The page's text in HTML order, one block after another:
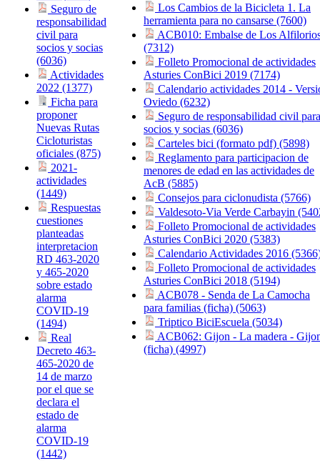
Seguro de
responsabilidad
civil para
socios y socias
(6036)
Actividades
2022 (1377)
Ficha para
proponer
Nuevas Rutas
Cicloturistas
oficiales (875)
2021-
actividades
(1449)
Respuestas
cuestiones
planteadas
interpretacion
RD 463-2020
y 465-2020
sobre estado
alarma
COVID-19
(1494)
Real
Decreto 463-
465-2020 de
14 de marzo
por el que se
declara el
estado de
alarma
COVID-19
(1442)
Los Cambios de la Bicicleta 1. La
herramienta para no cansarse (7600)
ACB010: Embalse de Los
(7312)
Folleto Promocional de actividades
Asturies ConBici 2019 (7174)
Calendario actividades 2014 -
Oviedo (6232)
Seguro de responsabilidad civil para
socios y socias (6036)
Carteles bici (formato pdf) (5898)
Reglamento para participacion de
menores de edad en las actividades de
AcB (5885)
Consejos para ciclonudista (5766)
Valdesoto-Via Verde Carbayin
Folleto Promocional de actividades
Asturies ConBici 2020 (5383)
Calendario Actividades 2016
Folleto Promocional de actividades
Asturies ConBici 2018 (5194)
ACB078 - Senda de La Camocha
para familias (ficha) (5063)
Triptico BiciEscuela (5034)
ACB062: Gijon - La madera -
(ficha) (4997)